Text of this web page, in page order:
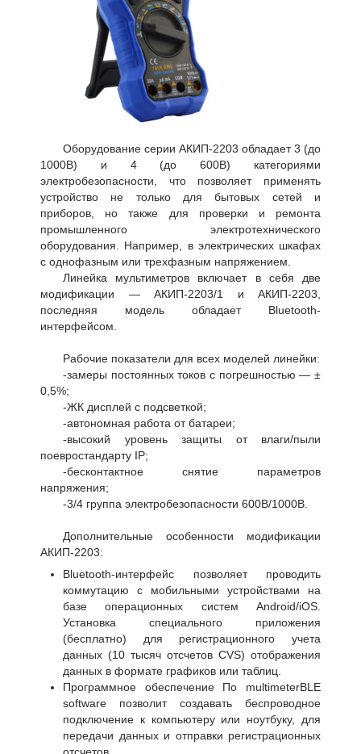
Оборудование серии АКИП-2203 обладает 3 (до
1000В) и 4 (до 600В) категориями
электробезопасности, что позволяет применять
устройство не только для бытовых сетей и
приборов, но также для проверки и ремонта
промышленного электротехнического
оборудования. Например, в электрических шкафах
с однофазным или трехфазным напряжением.
Линейка мультиметров включает в себя две
модификации — АКИП-2203/1 и АКИП-2203,
последняя модель обладает Bluetooth-
интерфейсом.
Рабочие показатели для всех моделей линейки:
-замеры постоянных токов с погрешностью — ±
0,5%;
-ЖК дисплей с подсветкой;
-автономная работа от батареи;
-высокий уровень защиты от влаги/пыли
поевростандарту IP;
-бесконтактное снятие параметров
напряжения;
-3/4 группа электробезопасности 600В/1000В.
Дополнительные особенности модификации
АКИП-2203:
Bluetooth-интерфейс позволяет проводить
коммутацию с мобильными устройствами на
базе операционных систем Android/iOS.
Установка специального приложения
(бесплатно) для регистрационного учета
данных (10 тысяч отсчетов CVS) отображения
данных в формате графиков или таблиц.
Программное обеспечение По multimeterBLE
software позволит создавать беспроводное
подключение к компьютеру или ноутбуку, для
передачи данных и отправки регистрационных